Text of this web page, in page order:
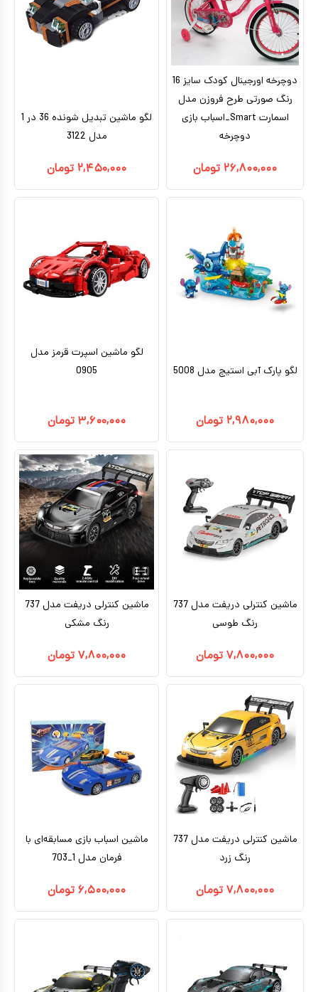
دوچرخه اورجینال کودک سایز 16
رنگ صورتی طرح فروزن مدل
اسمارت Smart_اسباب بازی
دوچرخه
۲۶,۸۰۰,۰۰۰ تومان
لگو ماشین تبدیل شونده 36 در 1
مدل 3122
۲,۴۵۰,۰۰۰ تومان
لگو پارک آبی استیچ مدل 5008
۲,۹۸۰,۰۰۰ تومان
لگو ماشین اسپرت قرمز مدل
0905
۳,۶۰۰,۰۰۰ تومان
ماشین کنترلی دریفت مدل 737
رنگ طوسی
۷,۸۰۰,۰۰۰ تومان
ماشین کنترلی دریفت مدل 737
رنگ مشکی
۷,۸۰۰,۰۰۰ تومان
ماشین کنترلی دریفت مدل 737
رنگ زرد
۷,۸۰۰,۰۰۰ تومان
ماشین اسباب بازی مسابقه‌ای با
فرمان مدل 1_703
۶,۵۰۰,۰۰۰ تومان